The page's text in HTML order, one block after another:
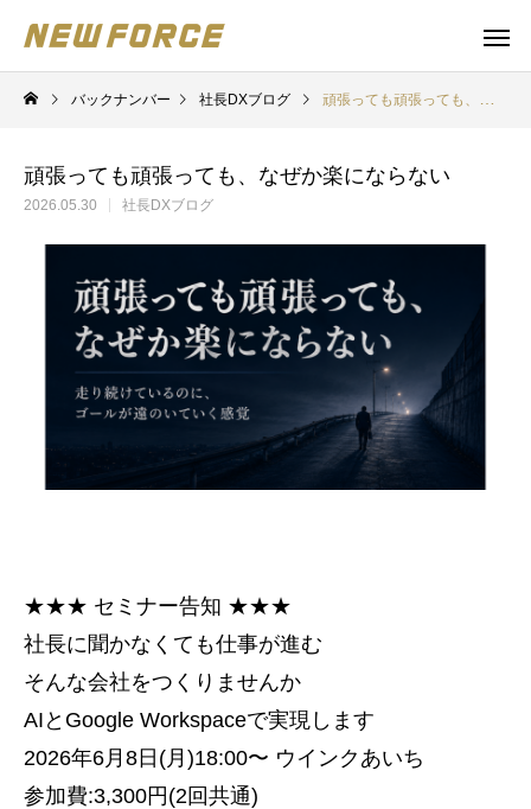
WEBコンテンツ Claude
バックナンバー 社長DXブログ 頑張っても頑張っても、なぜか楽にならない
頑張っても頑張っても、なぜか楽にならない
2026.05.30 社長DXブログ
★★★ セミナー告知 ★★★
社長に聞かなくても仕事が進む
そんな会社をつくりませんか
AIとGoogle Workspaceで実現します
2026年6月8日(月)18:00〜 ウインクあいち
参加費:3,300円(2回共通)